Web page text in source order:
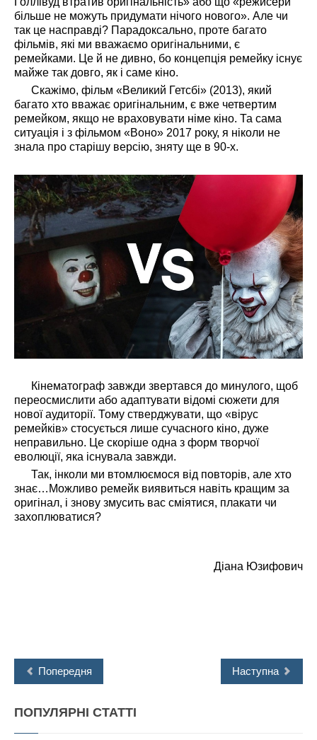
більше не можуть придумати нічого нового». Але чи
так це насправді? Парадоксально, проте багато
фільмів, які ми вважаємо оригінальними, є
ремейками. Це й не дивно, бо концепція ремейку існує
майже так довго, як і саме кіно.
Скажімо, фільм «Великий Гетсбі» (2013), який
багато хто вважає оригінальним, є вже четвертим
ремейком, якщо не враховувати німе кіно. Та сама
ситуація і з фільмом «Воно» 2017 року, я ніколи не
знала про старішу версію, зняту ще в 90-х.
Кінематограф завжди звертався до минулого, щоб
переосмислити або адаптувати відомі сюжети для
нової аудиторії. Тому стверджувати, що «вірус
ремейків» стосується лише сучасного кіно, дуже
неправильно. Це скоріше одна з форм творчої
еволюції, яка існувала завжди.
Так, інколи ми втомлюємося від повторів, але хто
знає…Можливо ремейк виявиться навіть кращим за
оригінал, і знову змусить вас сміятися, плакати чи
захоплюватися?
Діана Юзифович
Попередня Наступна
ПОПУЛЯРНІ СТАТТІ